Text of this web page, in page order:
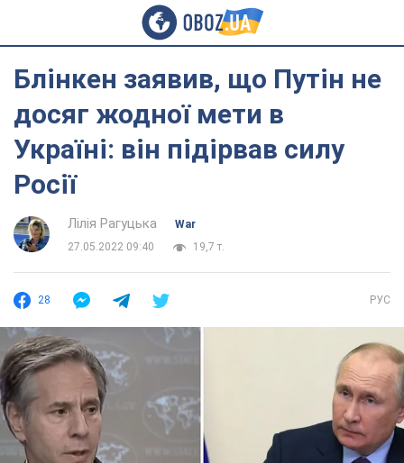
Блінкен заявив, що Путін не
досяг жодної мети в
Україні: він підірвав силу
Росії
Лілія Рагуцька
War
27.05.2022 09:40
19,7 т.
28 РУС